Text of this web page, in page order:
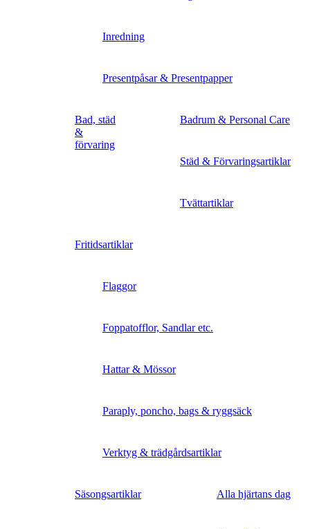
Inredning
Presentpåsar & Presentpapper
Bad, städ
&
förvaring
Badrum & Personal Care
Städ & Förvaringsartiklar
Tvättartiklar
Fritidsartiklar
Flaggor
Foppatofflor, Sandlar etc.
Hattar & Mössor
Paraply, poncho, bags & ryggsäck
Verktyg & trädgårdsartiklar
Säsongsartiklar Alla hjärtans dag